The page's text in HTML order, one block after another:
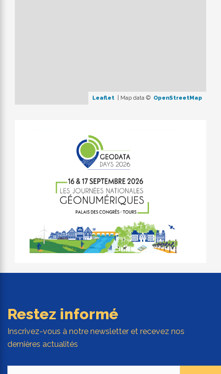
Leaflet | Map data © OpenStreetMap
Restez informé
Inscrivez-vous à notre newsletter et recevez nos
dernières actualités